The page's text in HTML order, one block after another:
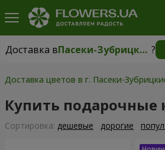
Доставка в Пасеки-Зубрицкие ?
Доставка вПасеки-Зубрицкие |
Доставка цветов в г. Пасеки-
Купить подарочные
Cортировка: дешевые дорогие